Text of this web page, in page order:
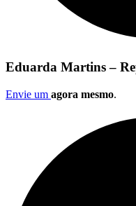
Eduarda Martins –
Envie um agora mesmo.